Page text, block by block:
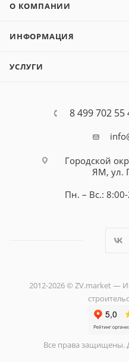
О КОМПАНИИ
ИНФОРМАЦИЯ
УСЛУГИ
8 499 702 55
Городской
ЯМ, ул.
Пн. – Вс.:
2012-2026 © ZV.market —
Все права защищены.